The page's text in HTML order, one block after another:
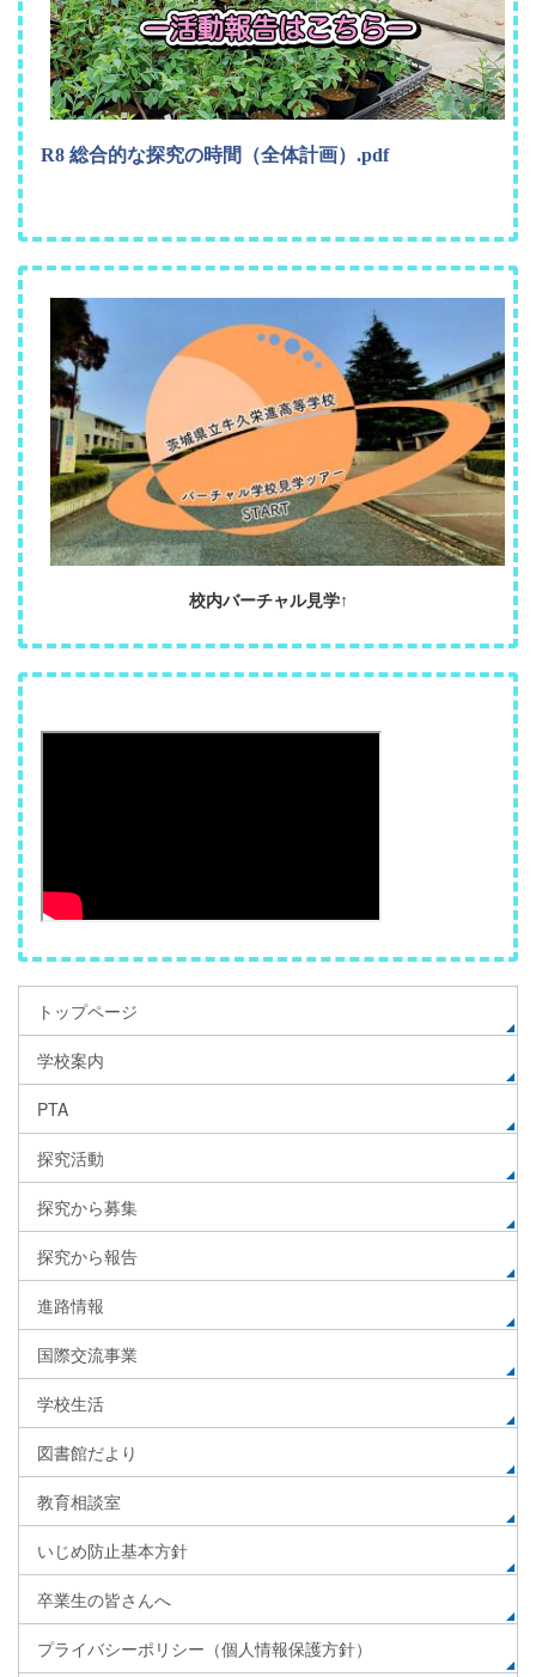
R8 総合的な探究の時間（全体計画）.pdf
校内バーチャル見学↑
トップページ
学校案内
PTA
探究活動
探究から募集
探究から報告
進路情報
国際交流事業
学校生活
図書館だより
教育相談室
いじめ防止基本方針
卒業生の皆さんへ
プライバシーポリシー（個人情報保護方針）